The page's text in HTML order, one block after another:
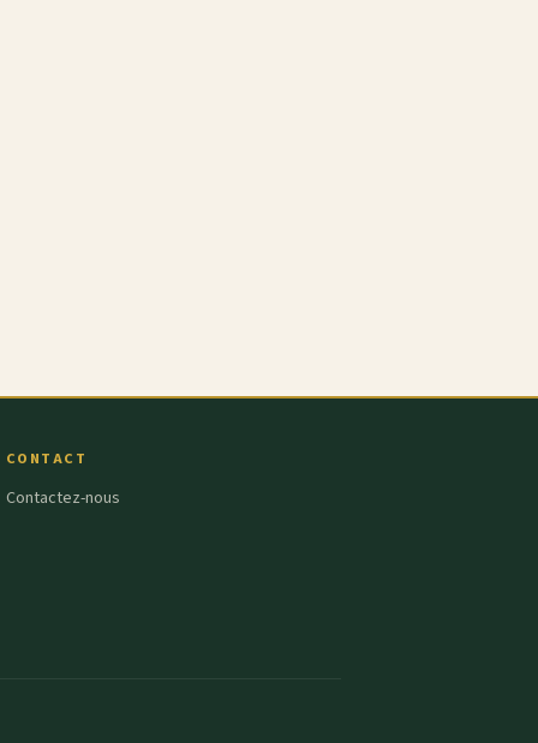
CONTACT
Contactez-nous